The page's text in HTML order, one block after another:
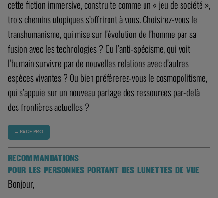
cette fiction immersive, construite comme un « jeu de société »,
trois chemins utopiques s’offriront à vous. Choisirez-vous le
transhumanisme, qui mise sur l’évolution de l’homme par sa
fusion avec les technologies ? Ou l’anti-spécisme, qui voit
l’humain survivre par de nouvelles relations avec d’autres
espèces vivantes ? Ou bien préférerez-vous le cosmopolitisme,
qui s’appuie sur un nouveau partage des ressources par-delà
des frontières actuelles ?
→ PAGE PRO
RECOMMANDATIONS
POUR LES PERSONNES PORTANT DES LUNETTES DE VUE
Bonjour,